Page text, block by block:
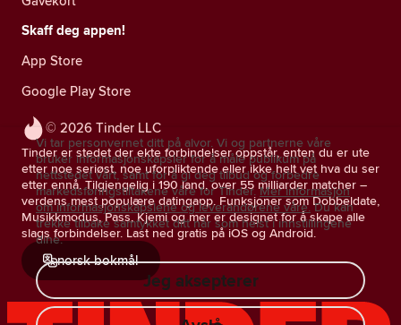
© 2026 Tinder LLC
Tinder er stedet der ekte forbindelser oppstår, enten du er ute
etter noe seriøst, noe uforpliktende eller ikke helt vet hva du ser
etter ennå. Tilgjengelig i 190 land, over 55 milliarder matcher –
verdens mest populære datingapp. Funksjoner som Dobbeldate,
Musikkmodus, Pass, Kjemi og mer er designet for å skape alle
slags forbindelser. Last ned gratis på iOS og Android.
norsk bokmål
Skaff deg appen!
App Store
Google Play Store
Vi tar personvernet ditt på alvor. Vi og partnerne våre
bruker informasjonskapsler for å måle publikum på
nettstedet vårt, samt for å gi deg tilbud og forbedre
markedsføringstiltakene våre for Tinder. Mer informasjon
om informasjonskapslene og leverandørene våre. Du kan
trekke tilbake samtykket ditt når som helst i innstillingene
dine.
Jeg aksepterer